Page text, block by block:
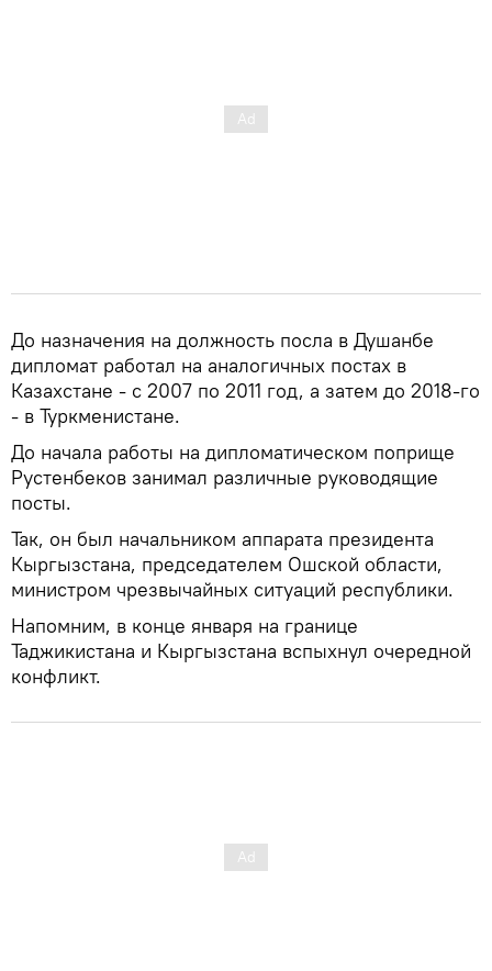
До назначения на должность посла в Душанбе
дипломат работал на аналогичных постах в
Казахстане - с 2007 по 2011 год, а затем до 2018-го
- в Туркменистане.
До начала работы на дипломатическом поприще
Рустенбеков занимал различные руководящие
посты.
Так, он был начальником аппарата президента
Кыргызстана, председателем Ошской области,
министром чрезвычайных ситуаций республики.
Напомним, в конце января на границе
Таджикистана и Кыргызстана вспыхнул очередной
конфликт.